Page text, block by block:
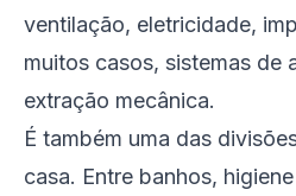
ventilação, eletricidade,
muitos casos, sistemas de
extração mecânica.
É também uma das
casa. Entre banhos,